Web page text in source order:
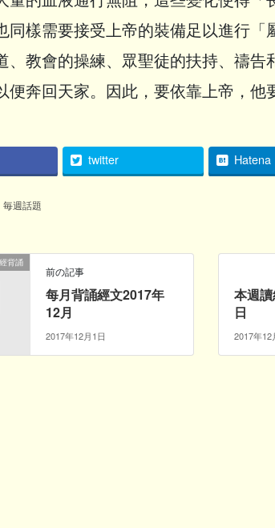
同樣需要接受上帝的裝備足以進行「
、教會的操練、眾聖徒的扶持、禱
便奔回天家。因此，要依靠上帝，他
twitter Hatena
毎週話題
背誦
前の記事
每月背誦經文2017年
12月
2017年12月1日
本週
日
2017年12